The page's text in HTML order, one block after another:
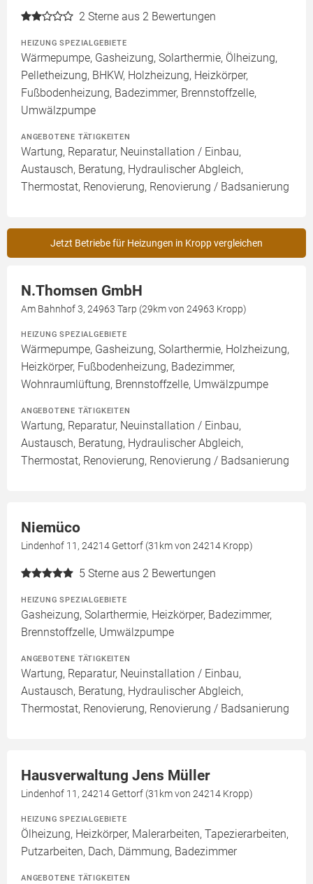
2 Sterne aus 2 Bewertungen
HEIZUNG SPEZIALGEBIETE
Wärmepumpe, Gasheizung, Solarthermie, Ölheizung,
Pelletheizung, BHKW, Holzheizung, Heizkörper,
Fußbodenheizung, Badezimmer, Brennstoffzelle,
Umwälzpumpe
ANGEBOTENE TÄTIGKEITEN
Wartung, Reparatur, Neuinstallation / Einbau,
Austausch, Beratung, Hydraulischer Abgleich,
Thermostat, Renovierung, Renovierung / Badsanierung
Jetzt Betriebe für Heizungen in Kropp vergleichen
N.Thomsen GmbH
Am Bahnhof 3, 24963 Tarp (29km von 24963 Kropp)
HEIZUNG SPEZIALGEBIETE
Wärmepumpe, Gasheizung, Solarthermie, Holzheizung,
Heizkörper, Fußbodenheizung, Badezimmer,
Wohnraumlüftung, Brennstoffzelle, Umwälzpumpe
ANGEBOTENE TÄTIGKEITEN
Wartung, Reparatur, Neuinstallation / Einbau,
Austausch, Beratung, Hydraulischer Abgleich,
Thermostat, Renovierung, Renovierung / Badsanierung
Niemüco
Lindenhof 11, 24214 Gettorf (31km von 24214 Kropp)
5 Sterne aus 2 Bewertungen
HEIZUNG SPEZIALGEBIETE
Gasheizung, Solarthermie, Heizkörper, Badezimmer,
Brennstoffzelle, Umwälzpumpe
ANGEBOTENE TÄTIGKEITEN
Wartung, Reparatur, Neuinstallation / Einbau,
Austausch, Beratung, Hydraulischer Abgleich,
Thermostat, Renovierung, Renovierung / Badsanierung
Hausverwaltung Jens Müller
Lindenhof 11, 24214 Gettorf (31km von 24214 Kropp)
HEIZUNG SPEZIALGEBIETE
Ölheizung, Heizkörper, Malerarbeiten, Tapezierarbeiten,
Putzarbeiten, Dach, Dämmung, Badezimmer
ANGEBOTENE TÄTIGKEITEN